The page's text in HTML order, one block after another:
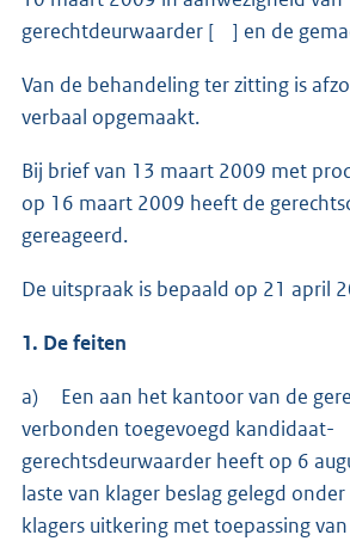
gerechtdeurwaarder [ ] en de
Van de behandeling ter zitting is
verbaal opgemaakt.
Bij brief van 13 maart 2009 met
op 16 maart 2009 heeft de
gereageerd.
De uitspraak is bepaald op 21 april
1. De feiten
a) Een aan het kantoor van de
verbonden toegevoegd kandidaat-
gerechtsdeurwaarder heeft op 6
laste van klager beslag gelegd
klagers uitkering met toepassing